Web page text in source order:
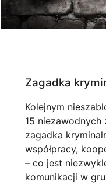
Zagadka
Kolejnym
15
zagadka
współpracy,
– co jest
komunikacji w